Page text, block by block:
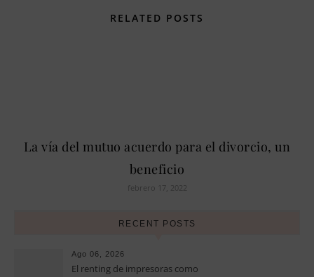
RELATED POSTS
La vía del mutuo acuerdo para el divorcio, un
beneficio
febrero 17, 2022
RECENT POSTS
Ago 06, 2026
El renting de impresoras como